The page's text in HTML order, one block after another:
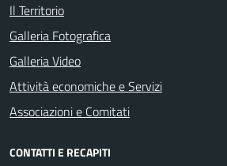
Il Territorio
Galleria Fotografica
Galleria Video
Attività economiche e Servizi
Associazioni e Comitati
CONTATTI E RECAPITI